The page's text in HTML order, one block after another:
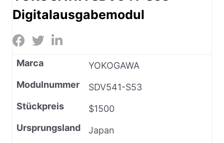
Digitalausgabemodul
Marca
YOKOGAWA
Modulnummer
SDV541-S53
Stückpreis
$1500
Ursprungsland
Japan